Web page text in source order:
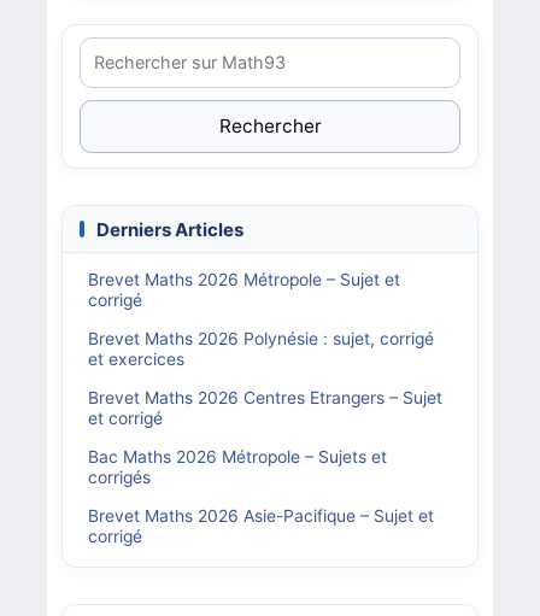
Rechercher
Derniers Articles
Brevet Maths 2026 Métropole – Sujet et
corrigé
Brevet Maths 2026 Polynésie : sujet, corrigé
et exercices
Brevet Maths 2026 Centres Etrangers – Sujet
et corrigé
Bac Maths 2026 Métropole – Sujets et
corrigés
Brevet Maths 2026 Asie-Pacifique – Sujet et
corrigé